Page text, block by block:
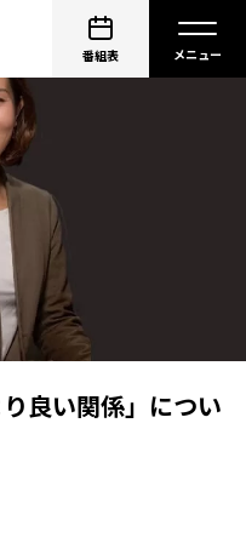
番組表
良い関係」につい